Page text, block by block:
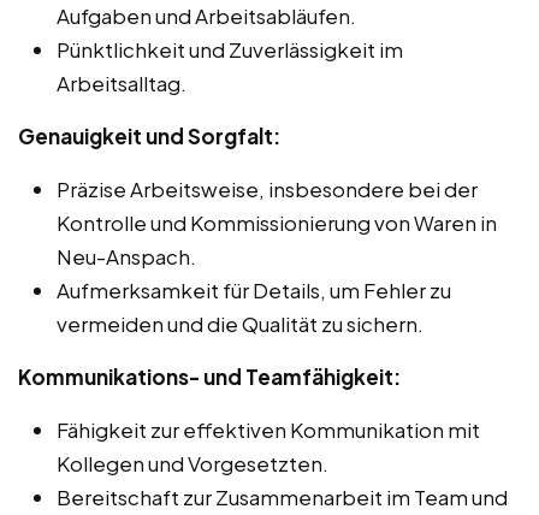
Aufgaben und Arbeitsabläufen.
Pünktlichkeit und Zuverlässigkeit im
Arbeitsalltag.
Genauigkeit und Sorgfalt:
Präzise Arbeitsweise, insbesondere bei der
Kontrolle und Kommissionierung von Waren in
Neu-Anspach.
Aufmerksamkeit für Details, um Fehler zu
vermeiden und die Qualität zu sichern.
Kommunikations- und Teamfähigkeit:
Fähigkeit zur effektiven Kommunikation mit
Kollegen und Vorgesetzten.
Bereitschaft zur Zusammenarbeit im Team und